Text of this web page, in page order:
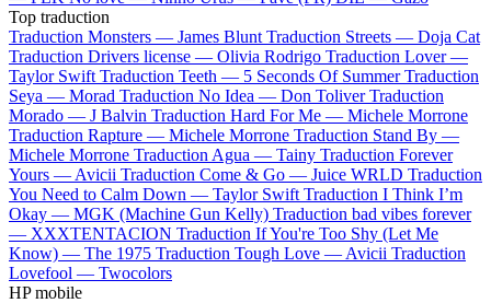
Top traduction
Traduction Monsters — James Blunt Traduction Streets — Doja Cat
Traduction Drivers license — Olivia Rodrigo Traduction Lover —
Taylor Swift Traduction Teeth — 5 Seconds Of Summer Traduction
Seya — Morad Traduction No Idea — Don Toliver Traduction
Morado — J Balvin Traduction Hard For Me — Michele Morrone
Traduction Rapture — Michele Morrone Traduction Stand By —
Michele Morrone Traduction Agua — Tainy Traduction Forever
Yours — Avicii Traduction Come & Go — Juice WRLD Traduction
You Need to Calm Down — Taylor Swift Traduction I Think I’m
Okay — MGK (Machine Gun Kelly) Traduction bad vibes forever
— XXXTENTACION Traduction If You're Too Shy (Let Me
Know) — The 1975 Traduction Tough Love — Avicii Traduction
Lovefool — Twocolors
HP mobile